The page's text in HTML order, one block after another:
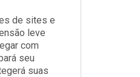
de sites e
leve
com
seu
suas